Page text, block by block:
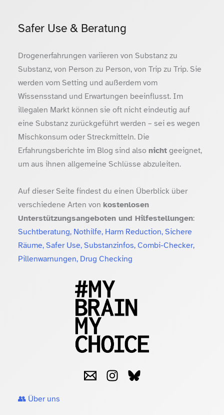
Safer Use & Beratung
Drogenerfahrungen variieren von Substanz zu
Substanz, von Person zu Person, von Trip zu Trip. Sie
werden vom Setting und außerdem vom
Wissensstand und Erwartungen beeinflusst. Im
illegalen Markt können sie oft nicht eindeutig auf
eine Substanz zurückgeführt werden – sei es wegen
Mischkonsum oder Streckmitteln. Die
Erfahrungsberichte im Blog sind also nichtgeeignet,
um aus ihnen allgemeine Schlüsse abzuleiten.
Auf dieser Seite findest du einen Überblick über
verschiedene Arten von kostenlosen
Unterstützungsangeboten und Hilfestellungen:
Suchtberatung, Nothilfe, Harm Reduction, Sichere
Räume, Safer Use, Substanzinfos, Combi-Checker,
Pillenwarnungen, Drug Checking
👥 Über uns